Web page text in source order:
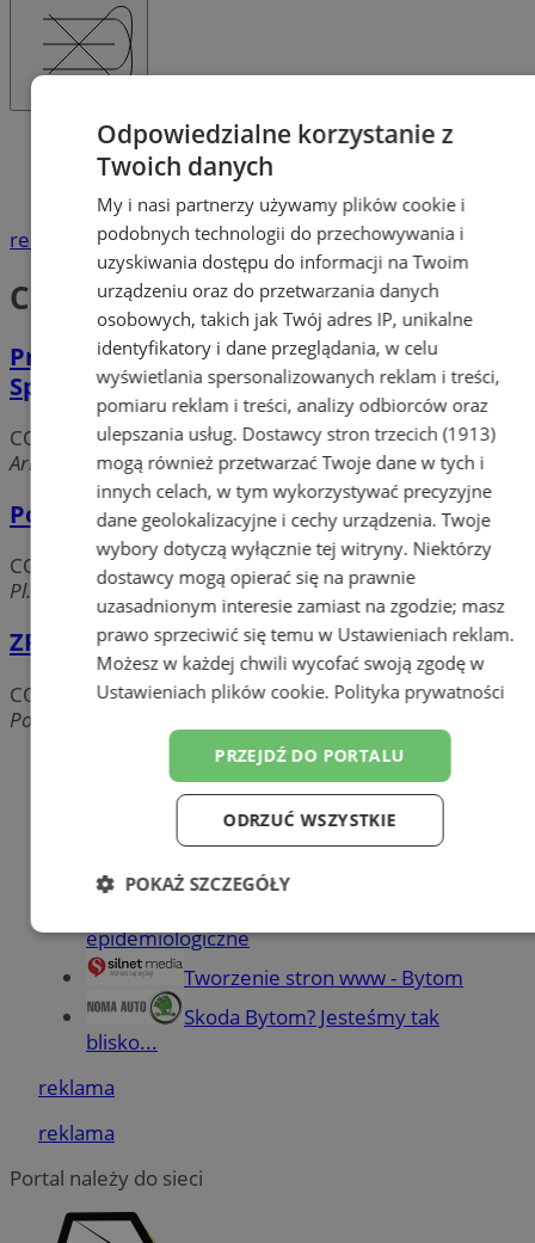
Katalog firm
Dom i Budownictwo
CO, WOD-KAN
reklama
CO, WOD-KAN
Przedsiębiorstwo Wodociągów i Kanalizacji
Sp. z o.o.
CO, WOD-KAN
Arki Bożka, 41-902 Bytom
Pogotowie wodno-kanalizacyjne
CO, WOD-KAN
Pl. Tadeusza Kościuszki, 41-902 Bytom
ZP-B Harvex
CO, WOD-KAN
Podhalańska, 41-902 Bytom
Pozostałe firmy w kategorii
epidemiologiczne
Tworzenie stron www - Bytom
Skoda Bytom? Jesteśmy tak
blisko...
reklama
reklama
Portal należy do sieci
Odpowiedzialne korzystanie z
Twoich danych
My i nasi partnerzy używamy plików cookie i
podobnych technologii do przechowywania i
uzyskiwania dostępu do informacji na Twoim
urządzeniu oraz do przetwarzania danych
osobowych, takich jak Twój adres IP, unikalne
identyfikatory i dane przeglądania, w celu
wyświetlania spersonalizowanych reklam i treści,
pomiaru reklam i treści, analizy odbiorców oraz
ulepszania usług. Dostawcy stron trzecich (1913)
mogą również przetwarzać Twoje dane w tych i
innych celach, w tym wykorzystywać precyzyjne
dane geolokalizacyjne i cechy urządzenia. Twoje
wybory dotyczą wyłącznie tej witryny. Niektórzy
dostawcy mogą opierać się na prawnie
uzasadnionym interesie zamiast na zgodzie; masz
prawo sprzeciwić się temu w Ustawieniach reklam.
Możesz w każdej chwili wycofać swoją zgodę w
Ustawieniach plików cookie. Polityka prywatności
PRZEJDŹ DO PORTALU
ODRZUĆ WSZYSTKIE
POKAŻ SZCZEGÓŁY
Niezbędne Wydajność Targetowanie
Funkcjonalność Niesklasyfikowane